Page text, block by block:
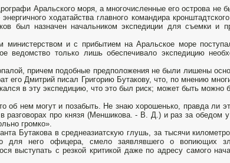
Аральского моря, а многочисленные его острова не
ходатайства главного командира
был назначен начальником экспедиции для съемки и
министерством и с прибытием на Аральское море
ведомство только лишь обеспечивало экспедицию
причем подобные предположения не были лишены
его Дмитрий писал Григорию Бутакову, что, по мнению
в эту экспедицию, что это был риск; может быть можно
об нем могут и позабыть. Не знаю хорошенько, правда ли
разговорах про князя (Меншикова. - В. Д.) и раз за обедом
громко».
Бутакова в среднеазиатскую глушь, за тысячи
для него офицера, смело заявлявшего о вопиющих
выступать с резкой критикой даже по адресу самого